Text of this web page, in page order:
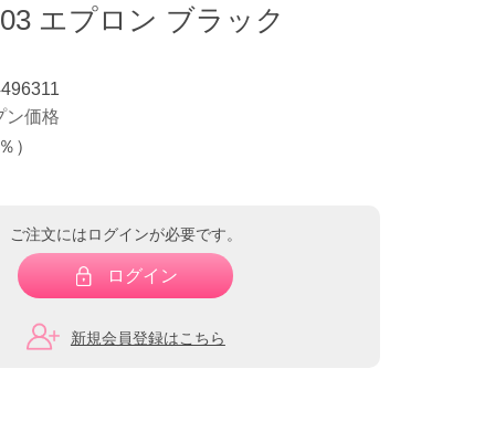
エプロン ブラック
ン価格
）
ご注文にはログインが必要です。
ログイン
新規会員登録はこちら